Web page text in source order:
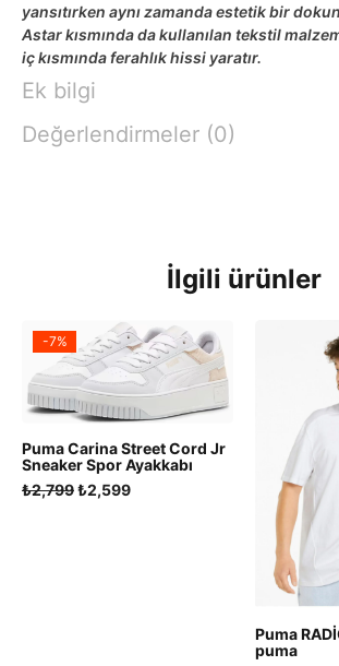
yansıtırken aynı zamanda estetik bir
Astar kısmında da kullanılan tekstil
iç kısmında ferahlık hissi yaratır.
Ek bilgi
Değerlendirmeler (0)
İlgili ürünler
-7%
Puma Carina Street Cord Jr
Sneaker Spor Ayakkabı
₺2,799Orijinal
₺2,599Şu
Puma
puma